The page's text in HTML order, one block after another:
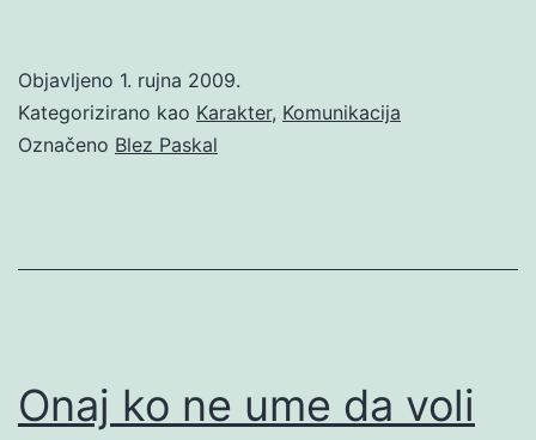
Objavljeno 1. rujna 2009.
Kategorizirano kao Karakter, Komunikacija
Označeno Blez Paskal
Onaj ko ne ume da voli